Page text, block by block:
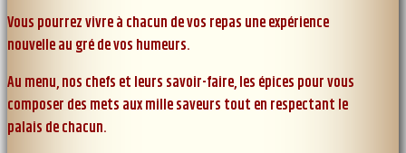
Vous pourrez vivre à chacun de vos repas une expérience
nouvelle au gré de vos humeurs.
Au menu, nos chefs et leurs savoir-faire, les épices pour vous
composer des mets aux mille saveurs tout en respectant le
palais de chacun.